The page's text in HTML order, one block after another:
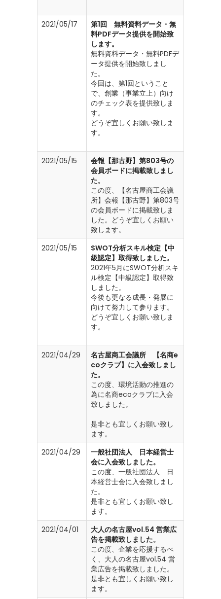
2021/05/17
第1回 無料資料データ・無
料PDFデータ提供を開始致
します。
無料資料データ・無料PDFデ
ータ提供を開始致しまし
た。
今回は、第1回ということ
で、創業（事業立上）向け
のチェック表を提供致しま
す。
どうぞ宜しくお願い致しま
す。
2021/05/15
会報【那古野】第803号の
会員ボードに掲載致しまし
た。
この度、【名古屋商工会議
所】会報【那古野】第803号
の会員ボードに掲載致しま
した。どうぞ宜しくお願い
致します。
2021/05/15
SWOT分析スキル検定【中
級認定】取得致しました。
2021年5月にSWOT分析スキ
ル検定【中級認定】取得致
しました。
今後も更なる成長・発展に
向けて努力して参ります。
どうぞ宜しくお願い致しま
す。
2021/04/29
名古屋商工会議所 【名商e
coクラブ】に入会致しまし
た。
この度、環境活動の推進の
為に名商ecoクラブに入会
致しました。
是非とも宜しくお願い致し
ます。
2021/04/29
一般社団法人 日本経営士
会に入会致しました。
この度、一般社団法人 日
本経営士会に入会致しまし
た。
是非とも宜しくお願い致し
ます。
2021/04/01
大人の名古屋vol.54 営業広
告を掲載致しました。
この度、企業を応援するべ
く、大人の名古屋vol.54 営
業広告を掲載致しました。
是非とも宜しくお願い致し
ます。